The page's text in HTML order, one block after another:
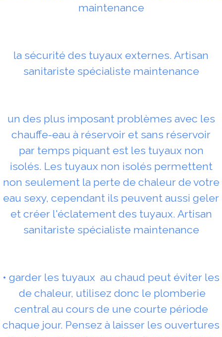
maintenance
la sécurité des tuyaux externes. Artisan
sanitariste spécialiste maintenance
un des plus imposant problèmes avec les
chauffe-eau à réservoir et sans réservoir
par temps piquant est les tuyaux non
isolés. Les tuyaux non isolés permettent
non seulement la perte de chaleur de votre
eau sexy, cependant ils peuvent aussi geler
et créer l'éclatement des tuyaux. Artisan
sanitariste spécialiste maintenance
• garder les tuyaux au chaud peut éviter les
de chaleur, utilisez donc le plomberie
central au cours de une courte période
chaque jour. Pensez à laisser les ouvertures